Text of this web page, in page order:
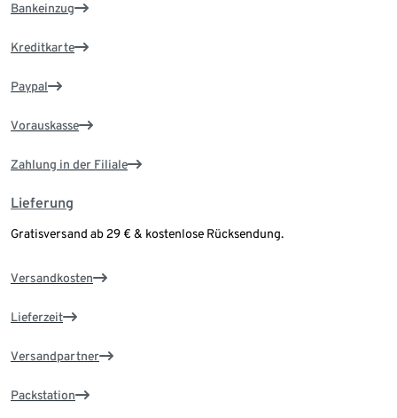
Bankeinzug
Kreditkarte
Paypal
Vorauskasse
Zahlung in der Filiale
Lieferung
Gratisversand ab 29 € & kostenlose Rücksendung.
Versandkosten
Lieferzeit
Versandpartner
Packstation